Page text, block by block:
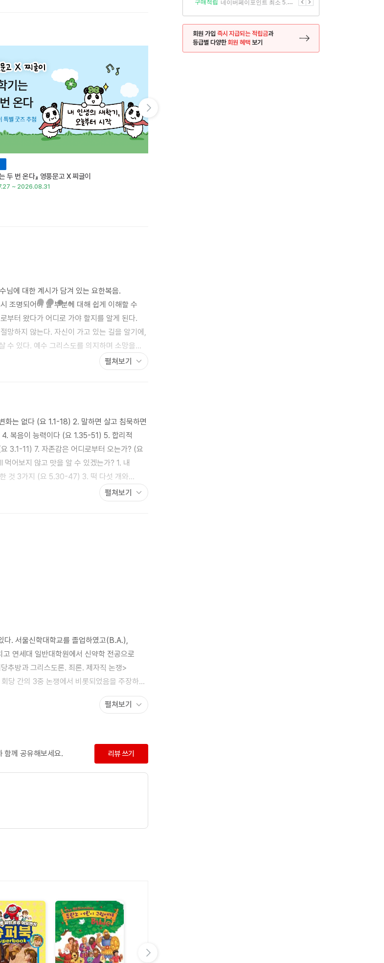
두 번 온다』 영풍문고 X 찌글이
~ 2026.08.31
님에 대한 계시가 담겨 있는 요한복음.
조명되어야 할 부분에 대해 쉽게 이해할 수
망하지 않는다. 자신이 가고 있는 길을 알기에,
수 있다. 예수 그리스도를 의지하며 소망을
사람은 사람에게 궁극적인 만족을 줄 수 없다.
펼쳐보기
화는 없다 (요 1.1-18) 2. 말하면 살고 침묵하면
복음이 능력이다 (요 1.35-51) 5. 합리적
3.1-11) 7. 자존감은 어디로부터 오는가? (요
것 3가지 (요 5.30-47) 3. 떡 다섯 개와
님이 알게 하신다 (요 7.1-24) 5. 인생의
는가? (요 8.37-47) 7. 형통에 이르는 지름길
기적을 일으키는 믿음은 따로 있다 (요
그분의 십자가 (요19.1-37) 7. 기적을
펼쳐보기
다. 서울신학대학교를 졸업하였고(B.A.),
연세대 일반대학원에서 신약학 전공으로
추방과 그리스도론. 죄론. 제자직 논쟁>
당 간의 3중 논쟁에서 비롯되었음을 주장하고,
제시하였다. 기독교대한성결교회에서 목사
지사, 이노레드 등의 신우회 예배를 인도한다.
펼쳐보기
함께 공유해보세요. 리뷰 쓰기
네이버페이
구매적립 네이버페이포인트 최소 5.5% 적립
회원 가입 즉시 지급되는 적립금과
등급별 다양한회원 혜택 보기